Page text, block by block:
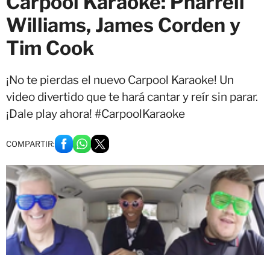
Williams, James Corden y
Tim Cook
¡No te pierdas el nuevo Carpool Karaoke! Un
video divertido que te hará cantar y reír sin parar.
¡Dale play ahora! #CarpoolKaraoke
COMPARTIR: